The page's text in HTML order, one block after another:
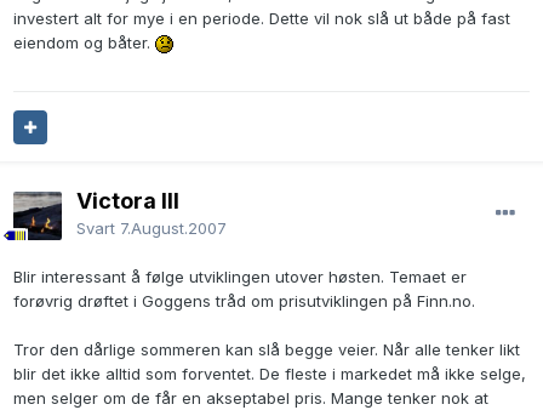
investert alt for mye i en periode. Dette vil nok slå ut både på fast
eiendom og båter.
Victora III
Svart 7.August.2007
Blir interessant å følge utviklingen utover høsten. Temaet er
forøvrig drøftet i Goggens tråd om prisutviklingen på Finn.no.
Tror den dårlige sommeren kan slå begge veier. Når alle tenker likt
blir det ikke alltid som forventet. De fleste i markedet må ikke selge,
men selger om de får en akseptabel pris. Mange tenker nok at